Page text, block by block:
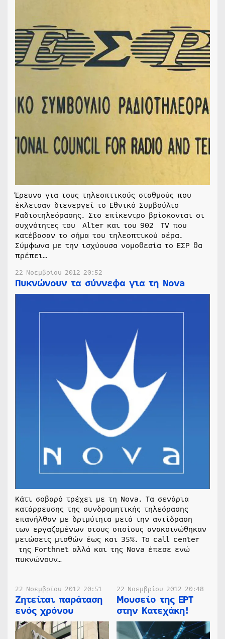
Έρευνα για τους τηλεοπτικούς σταθμούς που
έκλεισαν διενεργεί το Εθνικό Συμβούλιο
Ραδιοτηλεόρασης. Στο επίκεντρο βρίσκονται οι
συχνότητες του Alter και του 902 TV που
κατέβασαν το σήμα του τηλεοπτικού αέρα.
Σύμφωνα με την ισχύουσα νομοθεσία το ΕΣΡ θα
πρέπει…
22 Νοεμβρίου 2012 20:52
Πυκνώνουν τα σύννεφα για τη Nova
Κάτι σοβαρό τρέχει με τη Nova. Τα σενάρια
κατάρρευσης της συνδρομητικής τηλεόρασης
επανήλθαν με δριμύτητα μετά την αντίδραση
των εργαζομένων στους οποίους ανακοινώθηκαν
μειώσεις μισθών έως και 35%. Το call center
της Forthnet αλλά και της Nova έπεσε ενώ
πυκνώνουν…
22 Νοεμβρίου 2012 20:51
Ζητείται παράταση
ενός χρόνου
22 Νοεμβρίου 2012 20:48
Μουσείο της ΕΡΤ
στην Κατεχάκη!